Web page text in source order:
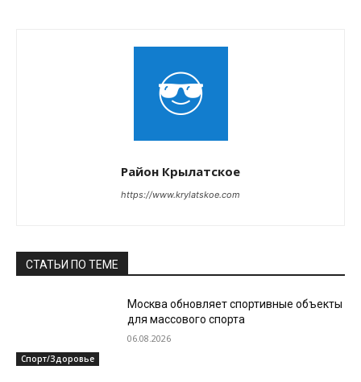
Район Крылатское
https://www.krylatskoe.com
СТАТЬИ ПО ТЕМЕ
Спорт/Здоровье
Москва обновляет спортивные объекты
для массового спорта
06.08.2026